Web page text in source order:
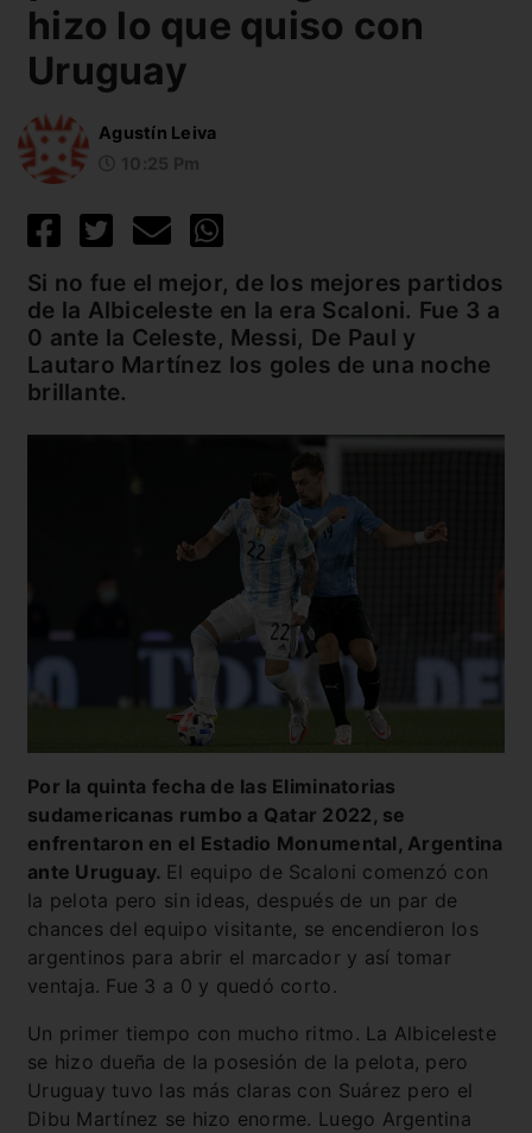
hizo lo que quiso con
Uruguay
Agustín Leiva
Si no fue el mejor, de los mejores partidos
de la Albiceleste en la era Scaloni. Fue 3 a
0 ante la Celeste, Messi, De Paul y
Lautaro Martínez los goles de una noche
brillante.
Por la quinta fecha de las Eliminatorias
sudamericanas rumbo a Qatar 2022, se
enfrentaron en el Estadio Monumental, Argentina
ante Uruguay. El equipo de Scaloni comenzó con
la pelota pero sin ideas, después de un par de
chances del equipo visitante, se encendieron los
argentinos para abrir el marcador y así tomar
ventaja. Fue 3 a 0 y quedó corto.
Un primer tiempo con mucho ritmo. La Albiceleste
se hizo dueña de la posesión de la pelota, pero
Uruguay tuvo las más claras con Suárez pero el
Dibu Martínez se hizo enorme. Luego Argentina